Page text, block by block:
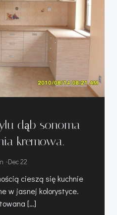
dąb sonoma
kremowa.
-Dec 22
cieszą się kuchnie
w jasnej kolorystyce.
[…]